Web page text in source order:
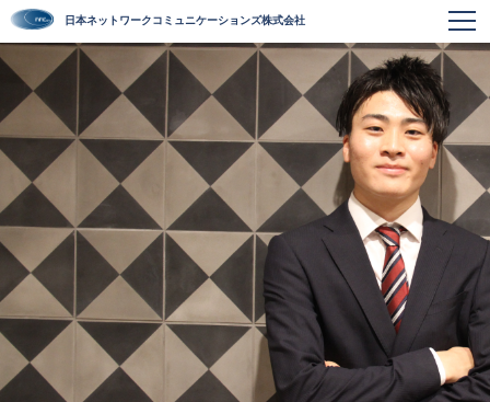
日本ネットワークコミュニケーションズ株式会社